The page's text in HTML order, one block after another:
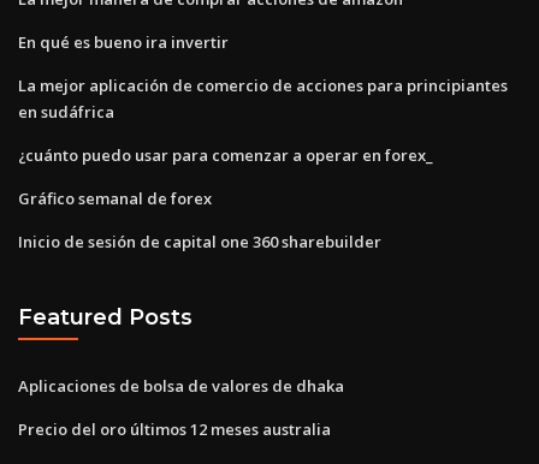
En qué es bueno ira invertir
La mejor aplicación de comercio de acciones para principiantes
en sudáfrica
¿cuánto puedo usar para comenzar a operar en forex_
Gráfico semanal de forex
Inicio de sesión de capital one 360 ​​sharebuilder
Featured Posts
Aplicaciones de bolsa de valores de dhaka
Precio del oro últimos 12 meses australia